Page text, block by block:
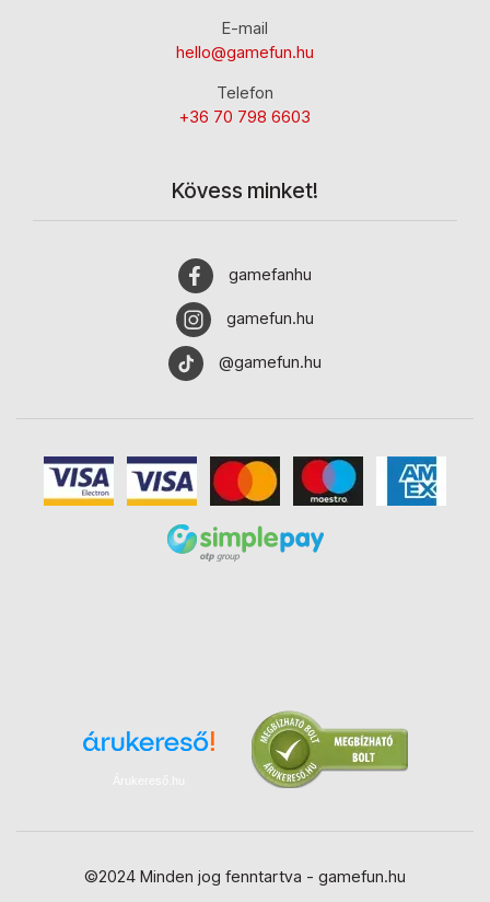
E-mail
hello@gamefun.hu
Telefon
+36 70 798 6603
Kövess minket!
gamefanhu
gamefun.hu
@gamefun.hu
Árukereső.hu
©2024 Minden jog fenntartva - gamefun.hu